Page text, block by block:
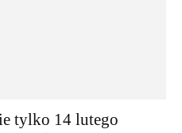
tylko 14 lutego